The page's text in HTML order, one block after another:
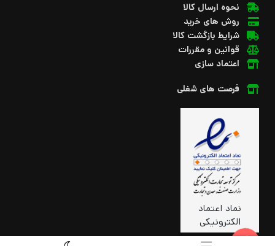
نحوه ارسال کالا
روش های خرید
شرایط بازگشت کالا
قوانین و مقررات
اعتماد سازی
فرصت های شغلی
نماد اعتماد
الکترونیکی